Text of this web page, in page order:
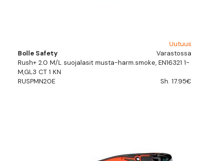
Uutuus
Bolle Safety
Varastossa
Rush+ 2.0 M/L suojalasit musta-harm.smoke, EN16321 1-
M,GL3 CT 1 KN
RUSPMN20E
Sh. 17.95€